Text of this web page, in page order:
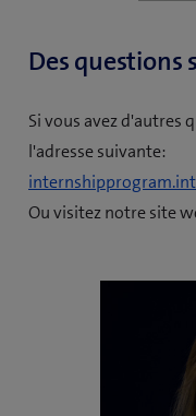
Des questions
Si vous avez d'autres
l'adresse suivante:
Ou visitez notre site